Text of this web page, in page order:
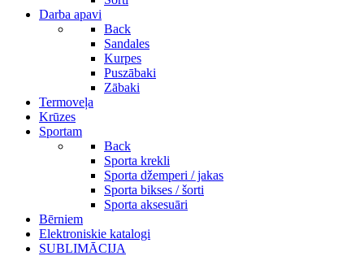
Darba apavi
Back
Sandales
Kurpes
Puszābaki
Zābaki
Termoveļa
Krūzes
Sportam
Back
Sporta krekli
Sporta džemperi / jakas
Sporta bikses / šorti
Sporta aksesuāri
Bērniem
Elektroniskie katalogi
SUBLIMĀCIJA